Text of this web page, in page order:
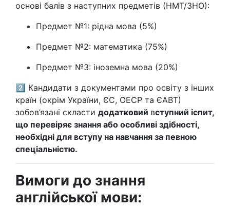
основі балів з наступних предметів (НМТ/ЗНО):
Предмет №1: рідна мова (5%)
Предмет №2: математика (75%)
Предмет №3: іноземна мова (20%)
2️⃣ Кандидати з документами про освіту з інших
країн (окрім України, ЄС, ОЕСР та ЄАВТ)
зобов’язані скласти додатковий вступний іспит,
що перевіряє знання або особливі здібності,
необхідні для вступу на навчання за певною
спеціальністю.
Вимоги до знання
англійської мови: